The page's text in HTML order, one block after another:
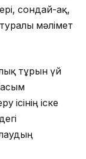
сондай-ақ,
мәлімет
тұрғын үй
ісінің іске